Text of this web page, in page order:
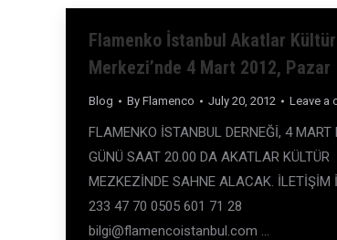
Flamenko İstanbul Akatlar Kültür
Merkezi’nde 4 Mart 2012, Pazar
Blog By Flamenco July 20, 2012 Leave a
FLAMENKO İSTANBUL DERNEĞİ, 4 MART
GÜNÜ SAAT 20.00 DA AKATLAR KÜLTÜR
MEZKEZİNDE SAHNE ALACAK. İLETİŞİM
233 47 70 0505 601 71 28
bilgi@flamencoistanbul.com …